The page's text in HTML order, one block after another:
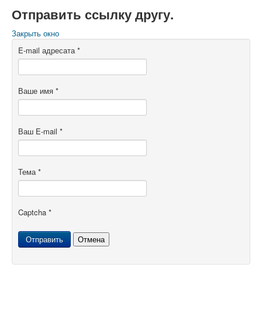
Отправить ссылку другу.
Закрыть окно
E-mail адресата*
Ваше имя *
Ваш E-mail *
Тема*
Captcha *
Отправить Отмена